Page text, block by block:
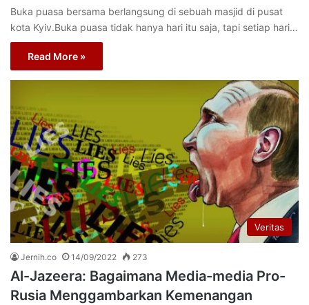
Buka puasa bersama berlangsung di sebuah masjid di pusat
kota Kyiv.Buka puasa tidak hanya hari itu saja, tapi setiap hari…
Read More »
Veritas
Jernih.co 14/09/2022 273
Al-Jazeera: Bagaimana Media-media Pro-
Rusia Menggambarkan Kemenangan